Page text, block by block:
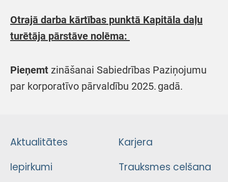
Otrajā darba kārtības punktā Kapitāla daļu
turētāja pārstāve nolēma:
Pieņemt zināšanai Sabiedrības Paziņojumu
par korporatīvo pārvaldību 2025. gadā.
Aktualitātes
Iepirkumi
Karjera
Trauksmes celšana